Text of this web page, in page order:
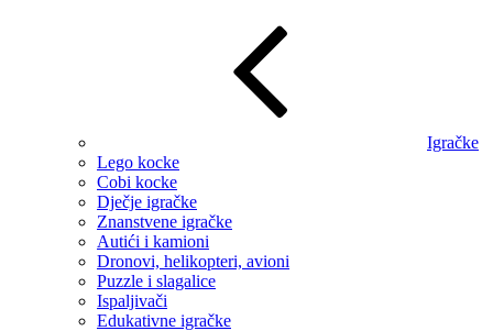
Igračke
Lego kocke
Cobi kocke
Dječje igračke
Znanstvene igračke
Autići i kamioni
Dronovi, helikopteri, avioni
Puzzle i slagalice
Ispaljivači
Edukativne igračke